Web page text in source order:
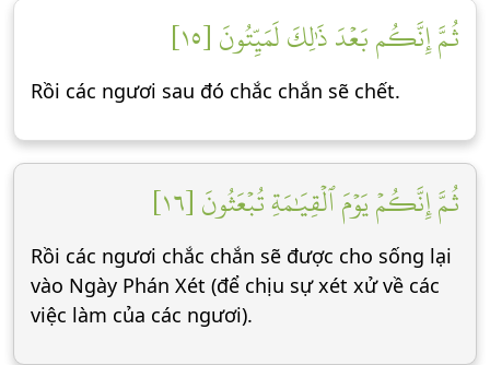
ثُمَّ إِنَّكُم بَعۡدَ ذَٰلِكَ لَمَيِّتُونَ [١٥]
Rồi các ngươi sau đó chắc chắn sẽ chết.
ثُمَّ إِنَّكُمۡ يَوۡمَ ٱلۡقِيَٰمَةِ تُبۡعَثُونَ [١٦]
Rồi các ngươi chắc chắn sẽ được cho sống lại
vào Ngày Phán Xét (để chịu sự xét xử về các
việc làm của các ngươi).